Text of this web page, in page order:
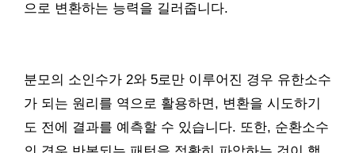
으로 변환하는 능력을 길러줍니다.
분모의 소인수가 2와 5로만 이루어진 경우 유한소수
가 되는 원리를 역으로 활용하면, 변환을 시도하기
도 전에 결과를 예측할 수 있습니다. 또한, 순환소수